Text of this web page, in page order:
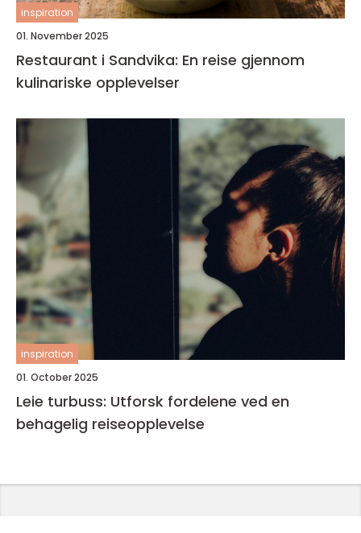
inspiration
01. November 2025
Restaurant i Sandvika: En reise gjennom
kulinariske opplevelser
inspiration
01. October 2025
Leie turbuss: Utforsk fordelene ved en
behagelig reiseopplevelse